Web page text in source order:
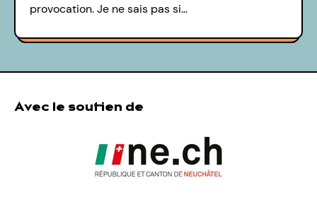
provocation. Je ne sais pas si…
Avec le soutien de